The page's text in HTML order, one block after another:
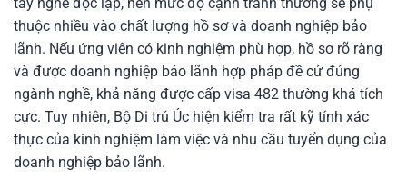
thuộc nhiều vào chất lượng hồ sơ và doanh nghiệp bảo
lãnh. Nếu ứng viên có kinh nghiệm phù hợp, hồ sơ rõ ràng
và được doanh nghiệp bảo lãnh hợp pháp đề cử đúng
ngành nghề, khả năng được cấp visa 482 thường khá tích
cực. Tuy nhiên, Bộ Di trú Úc hiện kiểm tra rất kỹ tính xác
thực của kinh nghiệm làm việc và nhu cầu tuyển dụng của
doanh nghiệp bảo lãnh.